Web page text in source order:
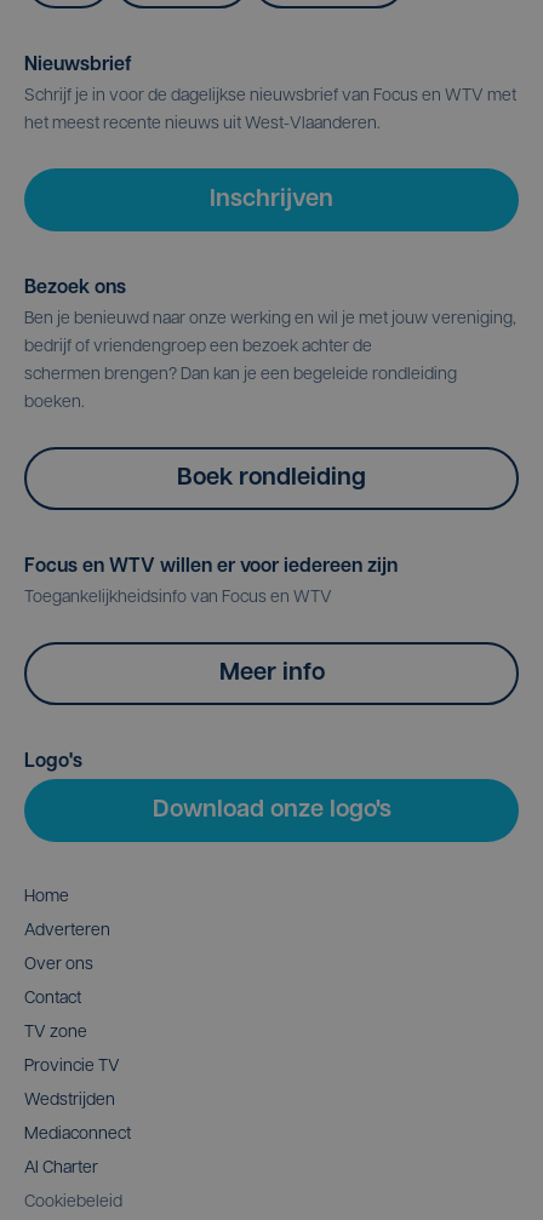
Nieuwsbrief
Schrijf je in voor de dagelijkse nieuwsbrief van Focus en WTV met
het meest recente nieuws uit West-Vlaanderen.
Inschrijven
Bezoek ons
Ben je benieuwd naar onze werking en wil je met jouw vereniging,
bedrijf of vriendengroep een bezoek achter de
schermen brengen? Dan kan je een begeleide rondleiding
boeken.
Boek rondleiding
Focus en WTV willen er voor iedereen zijn
Toegankelijkheidsinfo van Focus en WTV
Meer info
Logo's
Download onze logo's
Home
Adverteren
Over ons
Contact
TV zone
Provincie TV
Wedstrijden
Mediaconnect
AI Charter
Cookiebeleid